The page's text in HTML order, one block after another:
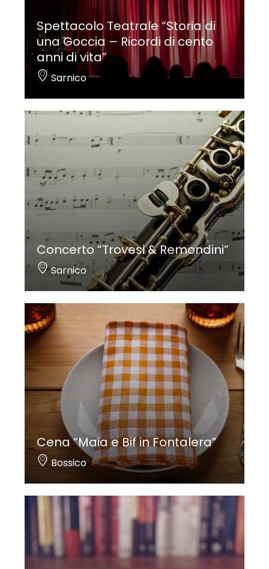
Spettacolo Teatrale “Storia di
una Goccia – Ricordi di cento
anni di vita”
Sarnico
Concerto “Trovesi & Remondini”
Sarnico
Cena “Maia e Bif in Fontalera”
Bossico